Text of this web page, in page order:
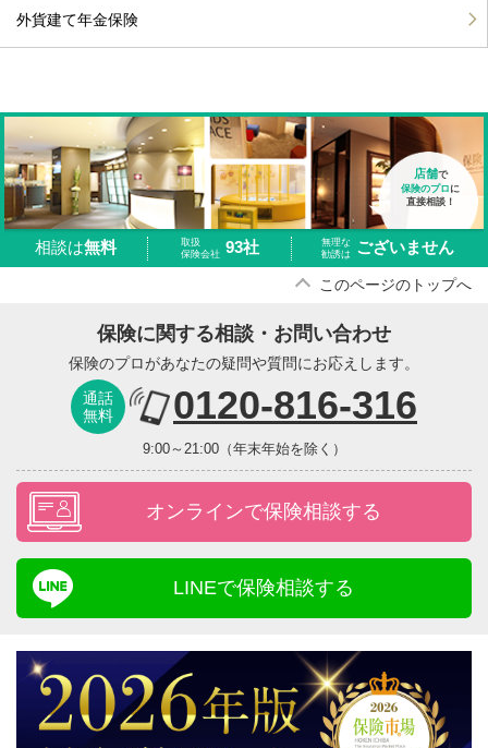
外貨建て年金保険
店舗で
保険のプロ に
直接相談！
相談は無料
取扱
保険会社 93社
無理な
勧誘は
ございません
このページのトップへ
保険に関する相談・お問い合わせ
保険のプロがあなたの疑問や質問にお応えします。
通話
無料
0120-816-316
9:00～21:00（年末年始を除く）
オンラインで保険相談する
LINEで保険相談する